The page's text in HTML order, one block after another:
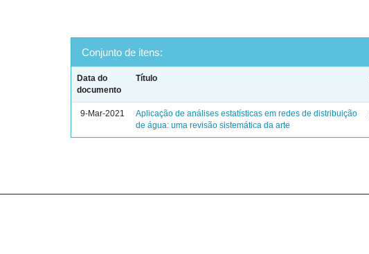
Conjunto de itens:
Data do
documento
Título
9-Mar-2021
Aplicação de análises estatísticas em redes de distribuição
de água: uma revisão sistemática da arte